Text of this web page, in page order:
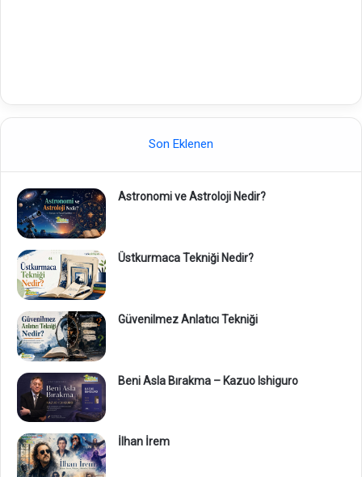
Son Eklenen
Astronomi ve Astroloji Nedir?
Üstkurmaca Tekniği Nedir?
Güvenilmez Anlatıcı Tekniği
Beni Asla Bırakma – Kazuo Ishiguro
İlhan İrem